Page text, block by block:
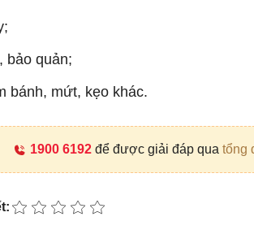
bảo quản;
bánh, mứt, kẹo khác.
1900 6192để được giải đáp qua tổng